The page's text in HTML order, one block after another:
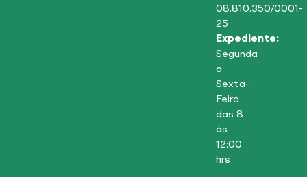
08.810.350/0001-
25
Expediente:
Segunda
a
Sexta-
Feira
das 8
às
12:00
hrs